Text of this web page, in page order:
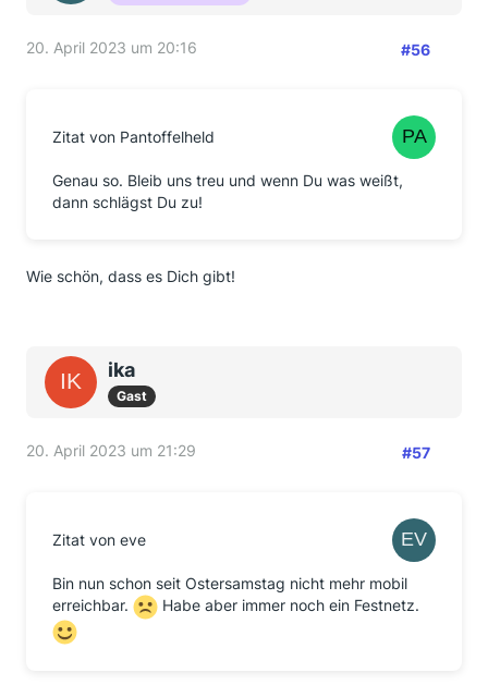
20. April 2023 um 20:16 #56
Zitat von Pantoffelheld
Genau so. Bleib uns treu und wenn Du was weißt,
dann schlägst Du zu!
Wie schön, dass es Dich gibt!
ika
Gast
20. April 2023 um 21:29 #57
Zitat von eve
Bin nun schon seit Ostersamstag nicht mehr mobil
erreichbar.
Habe aber immer noch ein Festnetz.